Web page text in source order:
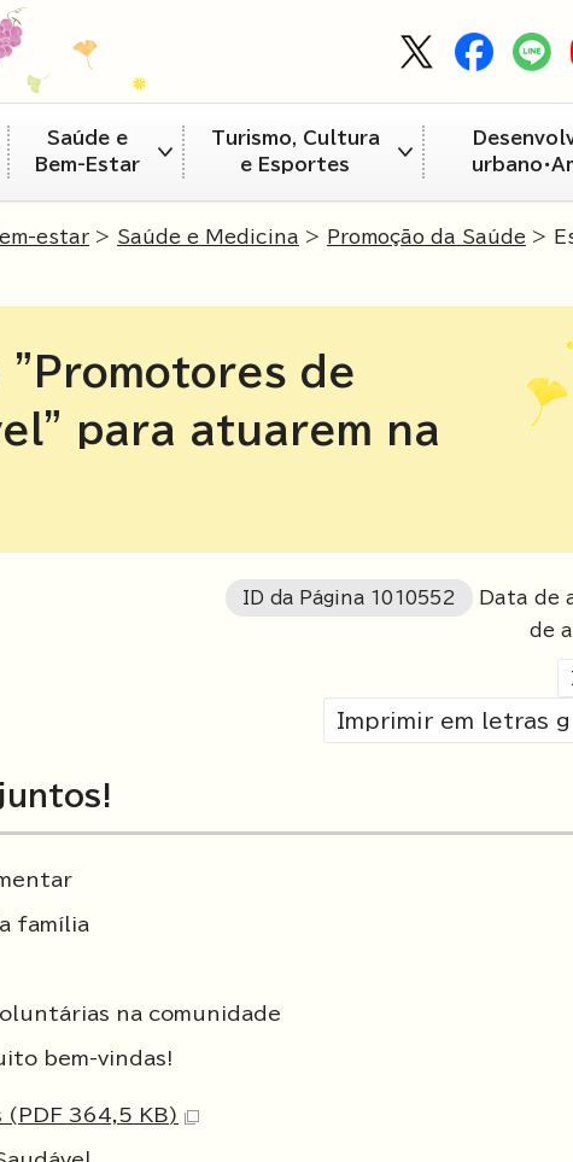
Saúde e
Bem-Estar
Turismo, Cultura
e Esportes
urbano・
estar > Saúde e Medicina > Promoção da Saúde >
"Promotores de
para atuarem na
ID da Página 1010552
Data de
de
Imprimir em letras
família
na comunidade
bem-vindas!
364,5 KB)